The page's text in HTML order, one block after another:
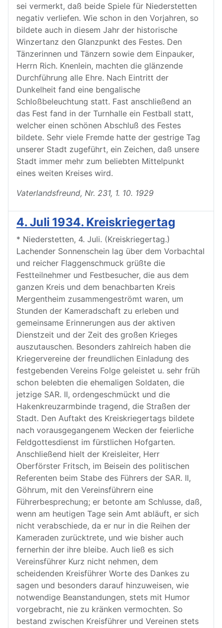
sei vermerkt, daß beide Spiele für Niederstetten
negativ verliefen. Wie schon in den Vorjahren, so
bildete auch in diesem Jahr der historische
Winzertanz den Glanzpunkt des Festes. Den
Tänzerinnen und Tänzern sowie dem Einpauker,
Herrn Rich. Knenlein, machten die glänzende
Durchführung alle Ehre. Nach Eintritt der
Dunkelheit fand eine bengalische
Schloßbeleuchtung statt. Fast anschließend an
das Fest fand in der Turnhalle ein Festball statt,
welcher einen schönen Abschluß des Festes
bildete. Sehr viele Fremde hatte der gestrige Tag
unserer Stadt zugeführt, ein Zeichen, daß unsere
Stadt immer mehr zum beliebten Mittelpunkt
eines weiten Kreises wird.
Vaterlandsfreund, Nr. 231, 1. 10. 1929
4. Juli 1934. Kreiskriegertag
* Niederstetten, 4. Juli. (Kreiskriegertag.)
Lachender Sonnenschein lag über dem Vorbachtal
und reicher Flaggenschmuck grüßte die
Festteilnehmer und Festbesucher, die aus dem
ganzen Kreis und dem benachbarten Kreis
Mergentheim zusammengeströmt waren, um
Stunden der Kameradschaft zu erleben und
gemeinsame Erinnerungen aus der aktiven
Dienstzeit und der Zeit des großen Krieges
auszutauschen. Besonders zahlreich haben die
Kriegervereine der freundlichen Einladung des
festgebenden Vereins Folge geleistet u. sehr früh
schon belebten die ehemaligen Soldaten, die
jetzige SAR. II, ordengeschmückt und die
Hakenkreuzarmbinde tragend, die Straßen der
Stadt. Den Auftakt des Kreiskriegertags bildete
nach vorausgegangenem Wecken der feierliche
Feldgottesdienst im fürstlichen Hofgarten.
Anschließend hielt der Kreisleiter, Herr
Oberförster Fritsch, im Beisein des politischen
Referenten beim Stabe des Führers der SAR. II,
Göhrum, mit den Vereinsführern eine
Führerbesprechung; er betonte am Schlusse, daß,
wenn am heutigen Tage sein Amt abläuft, er sich
nicht verabschiede, da er nur in die Reihen der
Kameraden zurücktrete, und wie bisher auch
fernerhin der ihre bleibe. Auch ließ es sich
Vereinsführer Kurz nicht nehmen, dem
scheidenden Kreisführer Worte des Dankes zu
sagen und besonders darauf hinzuweisen, wie
notwendige Beanstandungen, stets mit Humor
vorgebracht, nie zu kränken vermochten. So
bestand zwischen Kreisführer und Vereinen stets